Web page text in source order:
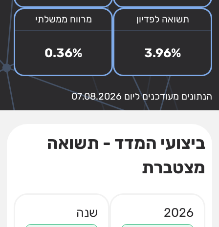
תשואה לפדיון
3.96%
מרווח ממשלתי
0.36%
הנתונים מעודכנים ליום 07.08.2026
ביצועי המדד - תשואה
מצטברת
2026
שנה